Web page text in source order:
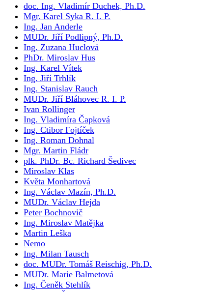
doc. Ing. Vladimír Duchek, Ph.D.
Mgr. Karel Syka R. I. P.
Ing. Jan Anderle
MUDr. Jiří Podlipný, Ph.D.
Ing. Zuzana Huclová
PhDr. Miroslav Hus
Ing. Karel Vítek
Ing. Jiří Trhlík
Ing. Stanislav Rauch
MUDr. Jiří Bláhovec R. I. P.
Ivan Rollinger
Ing. Vladimíra Čapková
Ing. Ctibor Fojtíček
Ing. Roman Dohnal
Mgr. Martin Fládr
plk. PhDr. Bc. Richard Šedivec
Miroslav Klas
Květa Monhartová
Ing. Václav Mazín, Ph.D.
MUDr. Václav Hejda
Peter Bochnovič
Ing. Miroslav Matějka
Martin Leška
Nemo
Ing. Milan Tausch
doc. MUDr. Tomáš Reischig, Ph.D.
MUDr. Marie Balmetová
Ing. Čeněk Stehlík